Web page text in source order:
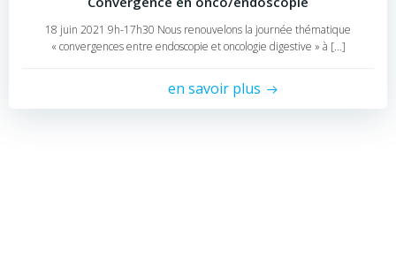
18 juin 2021 9h-17h30 Nous renouvelons la journée thématique
« convergences entre endoscopie et oncologie digestive » à […]
en savoir plus